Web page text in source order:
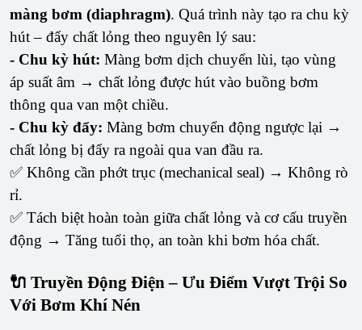
màng bơm (diaphragm). Quá trình này tạo ra chu kỳ
hút – đẩy chất lỏng theo nguyên lý sau:
- Chu kỳ hút: Màng bơm dịch chuyển lùi, tạo vùng
áp suất âm → chất lỏng được hút vào buồng bơm
thông qua van một chiều.
- Chu kỳ đẩy: Màng bơm chuyển động ngược lại →
chất lỏng bị đẩy ra ngoài qua van đầu ra.
✅ Không cần phớt trục (mechanical seal) → Không rò
rỉ.
✅ Tách biệt hoàn toàn giữa chất lỏng và cơ cấu truyền
động → Tăng tuổi thọ, an toàn khi bơm hóa chất.
🔌 Truyền Động Điện – Ưu Điểm Vượt Trội So
Với Bơm Khí Nén